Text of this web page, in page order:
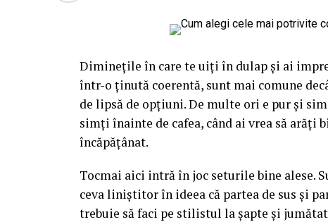
ori contraste calde care îl scot în față, ori
pe nesimțite.
Mai e un lucru pe care l-am prins abia în
materiale textile sau hârtie, reacționează
anotimpului. Un roz care pare delicat în
lumina pe ele.
Diminețile în care te uiți în dulap și ai
într-o ținută coerentă, sunt mai comune
de lipsă de opțiuni. De multe ori e pur și
simți înainte de cafea, când ai vrea să arăți
încăpățânat.
Tocmai aici intră în joc seturile bine alese.
ceva liniștitor în ideea că partea de sus și
trebuie să faci pe stilistul la șapte și